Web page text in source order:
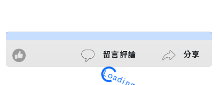
留言評論 分享
Loading